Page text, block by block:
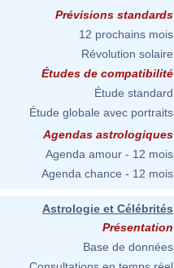
Prévisions standards
12 prochains mois
Révolution solaire
Études de compatibilité
Étude standard
Étude globale avec portraits
Agendas astrologiques
Agenda amour - 12 mois
Agenda chance - 12 mois
Astrologie et Célébrités
Présentation
Base de données